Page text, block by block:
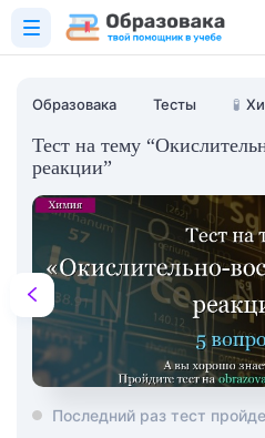
Образовака Тесты 🧪
Тест на тему
реакции”
Последний раз тест